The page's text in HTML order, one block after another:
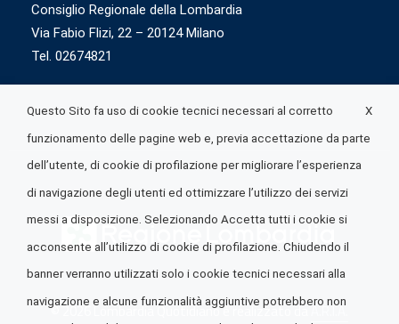
Consiglio Regionale della Lombardia
Via Fabio Flizi, 22 – 20124 Milano
Tel. 02674821
© 2026 Lombardia Quotidiano è realizzato daA.R.I.A.
X
Questo Sito fa uso di cookie tecnici necessari al corretto
funzionamento delle pagine web e, previa accettazione da parte
dell’utente, di cookie di profilazione per migliorare l’esperienza
di navigazione degli utenti ed ottimizzare l’utilizzo dei servizi
messi a disposizione. Selezionando Accetta tutti i cookie si
acconsente all’utilizzo di cookie di profilazione. Chiudendo il
banner verranno utilizzati solo i cookie tecnici necessari alla
navigazione e alcune funzionalità aggiuntive potrebbero non